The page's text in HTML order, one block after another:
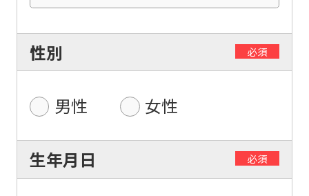
性別 必須
男性 女性
生年月日 必須